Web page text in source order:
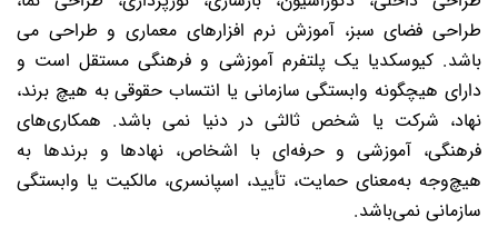
طراحی فضای سبز، آموزش نرم افزارهای معماری و طراحی می
باشد. کیوسکدیا یک پلتفرم آموزشی و فرهنگی مستقل است و
دارای هیچگونه وابستگی سازمانی یا انتساب حقوقی به هیچ برند،
نهاد، شرکت یا شخص ثالثی در دنیا نمی باشد. همکاری‌های
فرهنگی، آموزشی و حرفه‌ای با اشخاص، نهادها و برندها به
هیچ‌وجه به‌معنای حمایت، تأیید، اسپانسری، مالکیت یا وابستگی
سازمانی نمی‌باشد.